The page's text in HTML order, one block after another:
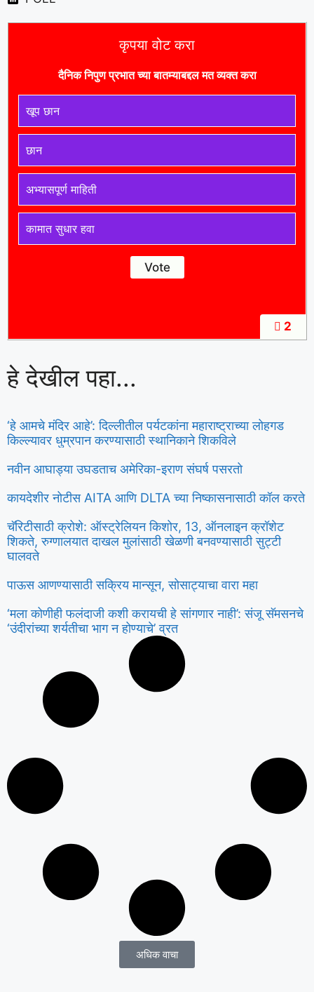
2
कृपया वोट करा
दैनिक निपुण प्रभात च्या बातम्याबद्दल मत व्यक्त करा
खूप छान
छान
अभ्यासपूर्ण माहिती
कामात सुधार हवा
हे देखील पहा...
‘हे आमचे मंदिर आहे’: दिल्लीतील पर्यटकांना महाराष्ट्राच्या लोहगड
किल्ल्यावर धुम्रपान करण्यासाठी स्थानिकाने शिकविले
नवीन आघाड्या उघडताच अमेरिका-इराण संघर्ष पसरतो
कायदेशीर नोटीस AITA आणि DLTA च्या निष्कासनासाठी कॉल करते
चॅरिटीसाठी क्रोशे: ऑस्ट्रेलियन किशोर, 13, ऑनलाइन क्रॉशेट
शिकते, रुग्णालयात दाखल मुलांसाठी खेळणी बनवण्यासाठी सुट्टी
घालवते
पाऊस आणण्यासाठी सक्रिय मान्सून, सोसाट्याचा वारा महा
‘मला कोणीही फलंदाजी कशी करायची हे सांगणार नाही’: संजू सॅमसनचे
‘उंदीरांच्या शर्यतीचा भाग न होण्याचे’ व्रत
अधिक वाचा